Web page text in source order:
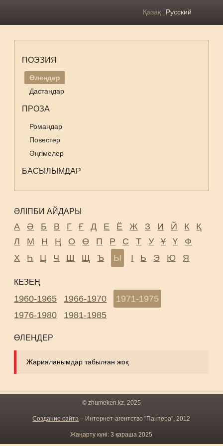
Қазақ Русский
ПОЭЗИЯ
Өлеңдер
Дастандар
ПРОЗА
Романдар
Повестер
Әңгімелер
БАСЫЛЫМДАР
ӘЛІПБИ АЙДАРЫ
А Ә Б В Г Ғ Д Е Ё Ж З И Й К
Қ
Л
М Н Ң О Ө П Р С Т У Ұ Ү
Ф
Х
Һ Ц Ч Ш Щ Ъ Ы І Ь Э Ю Я
КЕЗЕҢ
1960-1965 1966-1970
1971-1975
1976-1980
1981-1985
ӨЛЕҢДЕР
Жарияланымдар табылған жоқ
© zhumeken.kz, 2025
Создание сайта – Интернет-агентство "Пантера", 2012
Жаңарту күні: 3 қараша 2025